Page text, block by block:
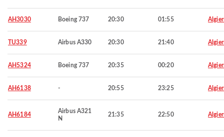
AH3030 Boeing 737 20:30 01:55
TU339 Airbus A330 20:30 21:40
AH5324 Boeing 737 20:35 00:20
AH6138 - 20:55 23:25
AH6184
Airbus A321
N
21:35 22:50